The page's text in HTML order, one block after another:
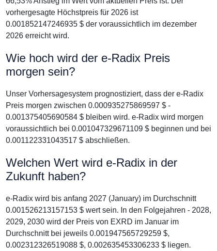
vorhergesagte Höchstpreis für 2026 ist
0.001852147246935 $ der voraussichtlich im dezember
2026 erreicht wird.
Wie hoch wird der e-Radix Preis
morgen sein?
Unser Vorhersagesystem prognostiziert, dass der e-Radix
Preis morgen zwischen 0.000935275869597 $ -
0.001375405690584 $ bleiben wird. e-Radix wird morgen
voraussichtlich bei 0.001047329671109 $ beginnen und bei
0.001122331043517 $ abschließen.
Welchen Wert wird e-Radix in der
Zukunft haben?
e-Radix wird bis anfang 2027 (January) im Durchschnitt
0.001526213157153 $ wert sein. In den Folgejahren - 2028,
2029, 2030 wird der Preis von EXRD im Januar im
Durchschnitt bei jeweils 0.001947565729259 $,
0.002312326519088 $, 0.002635453306233 $ liegen.